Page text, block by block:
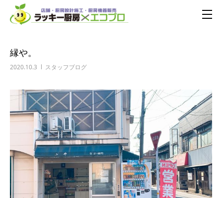
縁や。
2020.10.3 スタッフブログ